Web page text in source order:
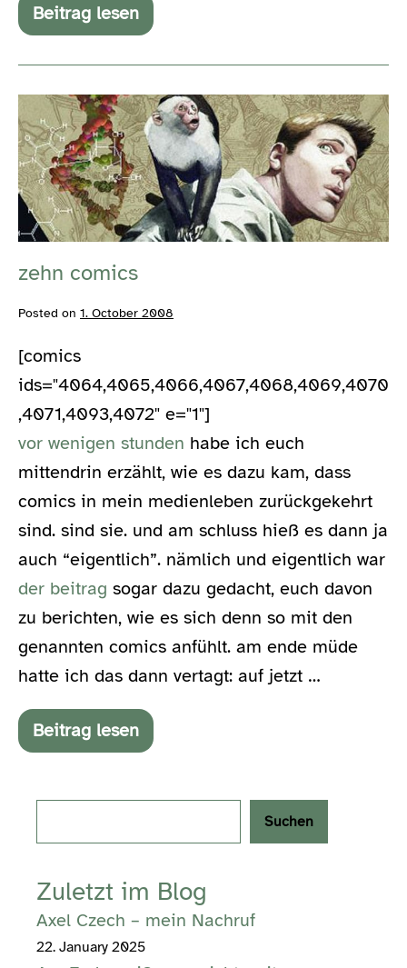
Beitrag lesen
gerne
wieder
zehn
comics
zehn comics
Posted on 1. October 2008
[comics
ids="4064,4065,4066,4067,4068,4069,4070
,4071,4093,4072" e="1"]
vor wenigen stunden habe ich euch
mittendrin erzählt, wie es dazu kam, dass
comics in mein medienleben zurückgekehrt
sind. sind sie. und am schluss hieß es dann ja
auch “eigentlich”. nämlich und eigentlich war
der beitrag sogar dazu gedacht, euch davon
zu berichten, wie es sich denn so mit den
genannten comics anfühlt. am ende müde
hatte ich das dann vertagt: auf jetzt …
Beitrag lesen
zehn
comics
Suchen
Zuletzt im Blog
Axel Czech – mein Nachruf
22. January 2025